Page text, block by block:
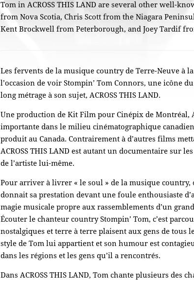
Tom in ACROSS THIS LAND are several other well-
from Nova Scotia, Chris Scott from the Niagara
Kent Brockwell from Peterborough, and Joey Tardif
Les fervents de la musique country de Terre-Neuve à
l’occasion de voir Stompin’ Tom Connors, une icône
long métrage à son sujet, ACROSS THIS LAND.
Une production de Kit Film pour Cinépix de Montréal,
importante dans le milieu cinématographique
produit au Canada. Contrairement à d’autres films
ACROSS THIS LAND est autant un documentaire sur
de l’artiste lui-même.
Pour arriver à livrer « le soul » de la musique country,
donnait sa prestation devant une foule enthousiaste
magie musicale propre aux rassemblements d’un
Écouter le chanteur country Stompin’ Tom, c’est
nostalgiques et terre à terre plaisent aux gens de tous
style de Tom lui appartient et son humour est
dans les régions et les gens qu’il a rencontrés.
Dans ACROSS THIS LAND, Tom chante plusieurs des